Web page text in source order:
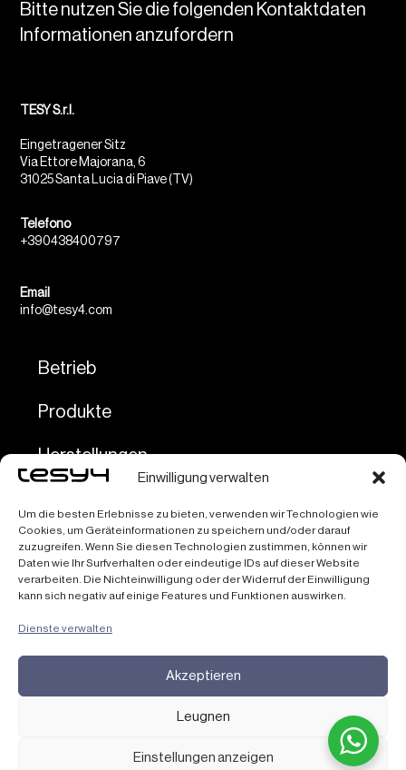
Einwilligung verwalten
Um die besten Erlebnisse zu bieten, verwenden wir Technologien wie
Cookies, um Geräteinformationen zu speichern und/oder darauf
zuzugreifen. Wenn Sie diesen Technologien zustimmen, können wir
Daten wie Ihr Surfverhalten oder eindeutige IDs auf dieser Website
verarbeiten. Die Nichteinwilligung oder der Widerruf der Einwilligung
kann sich negativ auf einige Features und Funktionen auswirken.
Dienste verwalten
Akzeptieren
Leugnen
Einstellungen anzeigen
Bitte nutzen Sie die folgenden Kontaktdaten
Informationen anzufordern
TESY S.r.l.
Eingetragener Sitz
Via Ettore Majorana, 6
31025 Santa Lucia di Piave (TV)
Telefono
+390438400797
Email
info@tesy4.com
Betrieb
Produkte
Herstellungen
Kontakte
P.IVA 04692080262
Copyright All Rights Reserved © 2026 Tesy4 Srl
Haftungsausschluss |